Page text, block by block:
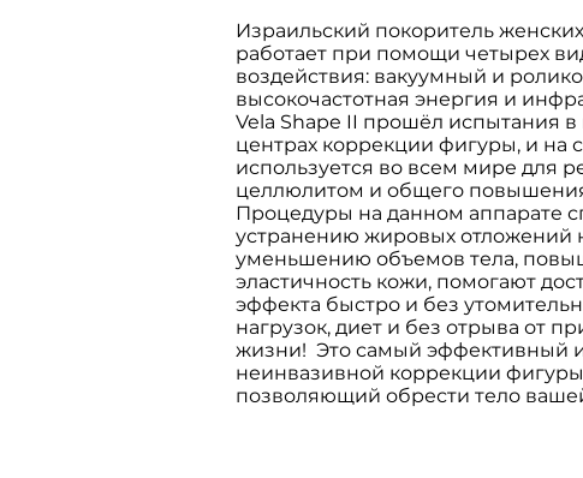
Израильский покоритель
работает при помощи четырех
воздействия: вакуумный и
высокочастотная энергия и
Vela Shape II прошёл испытания
центрах коррекции фигуры, и на
используется во всем мире для
целлюлитом и общего
Процедуры на данном аппарате
устранению жировых отложений
уменьшению объемов тела,
эластичность кожи, помогают
эффекта быстро и без
нагрузок, диет и без отрыва от
жизни! Это самый эффективный
неинвазивной коррекции
позволяющий обрести тело